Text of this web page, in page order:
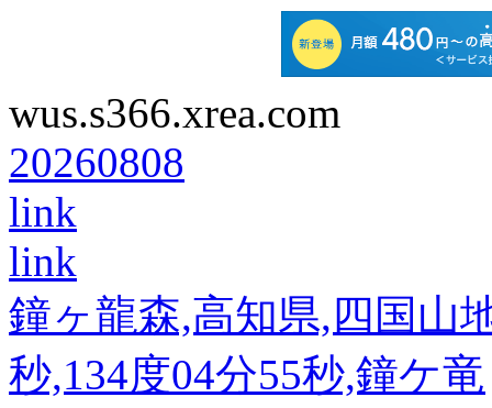
wus.s366.xrea.com
20260808
link
link
鐘ヶ龍森,高知県,四国山
秒,134度04分55秒,鐘ケ竜